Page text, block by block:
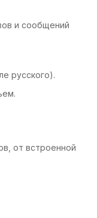
и сообщений
русского).
от встроенной